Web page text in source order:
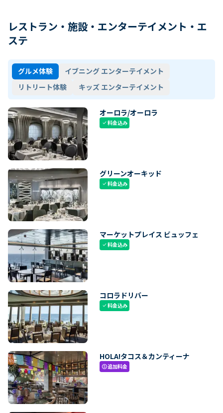
レストラン・施設・エンターテイメント・エ
ステ
グルメ体験
イブニング エンターテイメント
リトリート体験
キッズ エンターテイメント
オーロラ/オーロラ
check料金込み
グリーンオーキッド
check料金込み
マーケットプレイス ビュッフェ
check料金込み
コロラドリバー
check料金込み
HOLA!タコス＆カンティーナ
paid追加料金